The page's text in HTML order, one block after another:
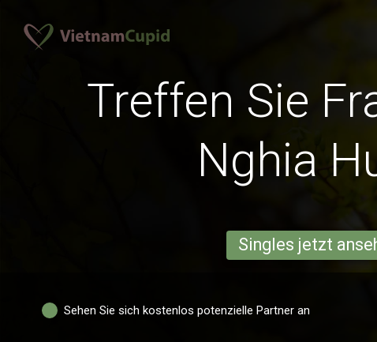
Treffen Sie
Nghia
Singles jetzt
Sehen Sie sich kostenlos potenzielle Partner an